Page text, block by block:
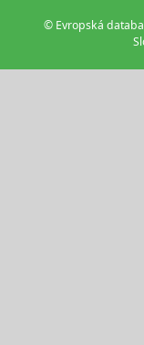
© Evropská